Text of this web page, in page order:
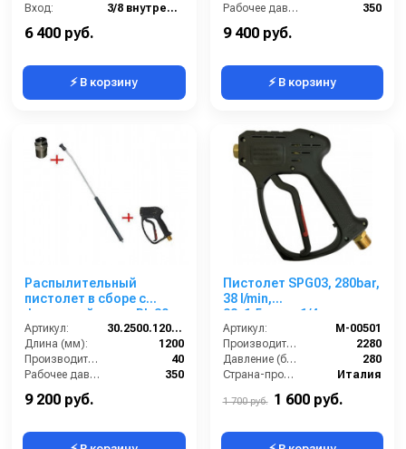
Вход:
3/8 внутренняя резьба вращающаяся
6 400 руб.
⚡ В корзину
Рабочее давление (бар):
350
9 400 руб.
⚡ В корзину
Распылительный
пистолет в сборе с
форсункой курок RL 30
М22х1,5ш 1200 мм(нерж)
Артикул:
30.2500.1200-P
Длина (мм):
1200
Производительность (л/мин):
40
Рабочее давление (бар):
350
9 200 руб.
Пистолет SРG03, 280bar,
38 l/min,
22х1,5внеш-1/4внут
Артикул:
M-00501
Производительность (л/ч):
2280
Давление (бар):
280
Страна-производитель:
Италия
1 700 руб. 1 600 руб.